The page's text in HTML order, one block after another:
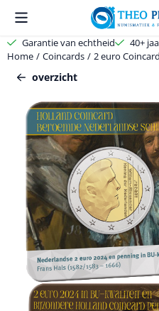
Cookievoorkeuren zijn
Garantie van echtheid 40+
Home / Coincards / 2 euro
overzicht